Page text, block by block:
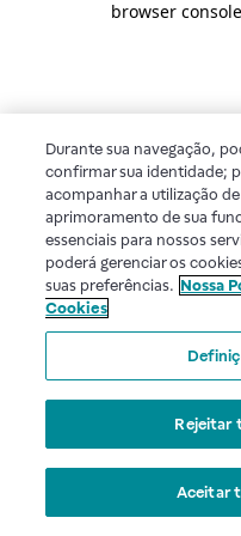
browser
Durante sua navegação,
confirmar sua identidade;
acompanhar a utilização
aprimoramento de sua
essenciais para nossos
poderá gerenciar os
suas preferências. Nossa
Cookies
Rejeitar
Aceitar